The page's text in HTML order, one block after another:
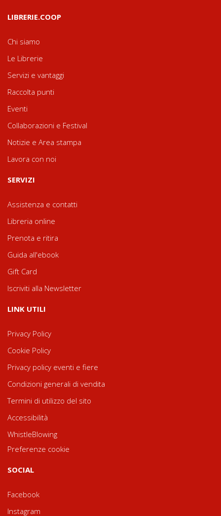
LIBRERIE.COOP
Chi siamo
Le Librerie
Servizi e vantaggi
Raccolta punti
Eventi
Collaborazioni e Festival
Notizie e Area stampa
Lavora con noi
SERVIZI
Assistenza e contatti
Libreria online
Prenota e ritira
Guida all'ebook
Gift Card
Iscriviti alla Newsletter
LINK UTILI
Privacy Policy
Cookie Policy
Privacy policy eventi e fiere
Condizioni generali di vendita
Termini di utilizzo del sito
Accessibilità
WhistleBlowing
Preferenze cookie
SOCIAL
Facebook
Instagram